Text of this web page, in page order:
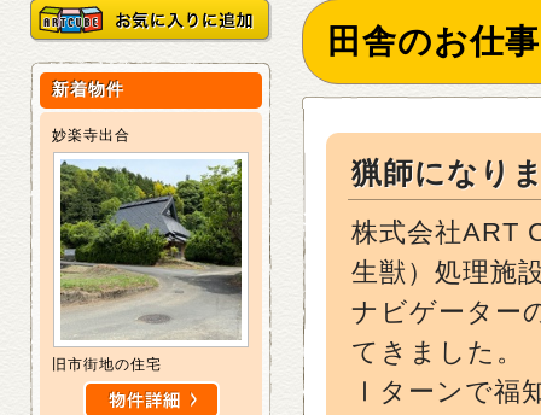
田舎のお仕事
猟師になり
株式会社ART
生獣）処理施
ナビゲーター
てきました。
Ⅰターンで福
新着物件
妙楽寺出合
旧市街地の住宅